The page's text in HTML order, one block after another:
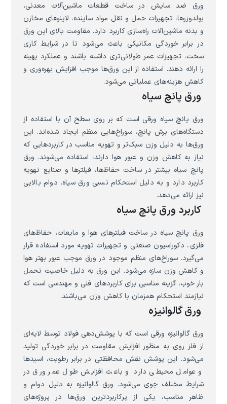
ورق ضد سایش در ساخت قطعات ماشین‌آلات معدنی،
بولدوزرها، تجهیزات حمل و نقل مواد ساینده، لاینرهای مخازن
و بدنه ماشین‌آلات راه‌سازی کاربرد دارد. مقاومت بالای این ورق
در برابر خوردگی مکانیکی باعث می‌شود تا در شرایط کاری
سخت، تجهیزات عمر طولانی‌تری داشته باشند و عملکرد بهینه
را ارائه دهند. استفاده از این ورق‌ها موجب افزایش بهره‌وری و
کاهش هزینه‌های عملیاتی می‌شود.
ورق پانچ سیاه
ورق پانچ سیاه ورقی است که بر روی سطح آن با استفاده از
دستگاه‌های برش پانچ، سوراخ‌هایی منظم ایجاد شده‌اند. این
ورق‌ها به دلیل وزن سبک‌تر و تهویه مناسب در کاربردهایی که
نیاز به کاهش وزن و عبور هوا دارند، استفاده می‌شوند. ورق
پانچ سیاه بیشتر در ساخت حفاظ‌ها، فیلترها و صنایع تهویه
کاربرد دارد و به دلیل استحکام نسبی ورق سیاه، دوام بالایی
نیز ارائه می‌دهد.
کاربرد ورق پانچ سیاه
ورق پانچ سیاه در ساخت فیلترهای هوا و مایعات، حفاظ‌های
فلزی، دکوراسیون صنعتی و تجهیزات تهویه مورد استفاده قرار
می‌گیرد. سوراخ‌های منظم موجود در ورق موجب عبور بهتر هوا
و کاهش وزن سازه می‌شود. این ورق به دلیل خاصیت تحمل
بار خوب، گزینه مناسبی برای کاربردهای فنی و مهندسی است که
نیازمند استحکام همزمان با کاهش وزن می‌باشند.
ورق گالوانیزه
ورق گالوانیزه ورقی است که با پوشش‌دهی فولاد توسط لایه‌ای
از فلز روی به منظور افزایش مقاومت در برابر خوردگی تولید
می‌شود. این پوشش نقش محافظتی در برابر رطوبت، اسیدها
و عوامل محیطی دارد و باعث افزایش طول عمر ورق در
شرایط مختلف جوی می‌شود. ورق گالوانیزه به دلیل دوام و
ظاهر مناسب، یکی از پرکاربردترین ورق‌ها در پروژه‌های